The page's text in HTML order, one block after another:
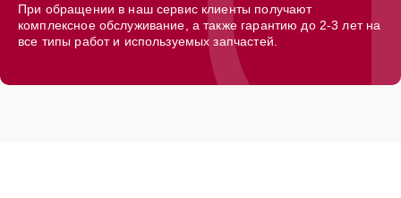
При обращении в наш сервис клиенты получают
комплексное обслуживание, а также гарантию до 2-3 лет на
все типы работ и используемых запчастей.